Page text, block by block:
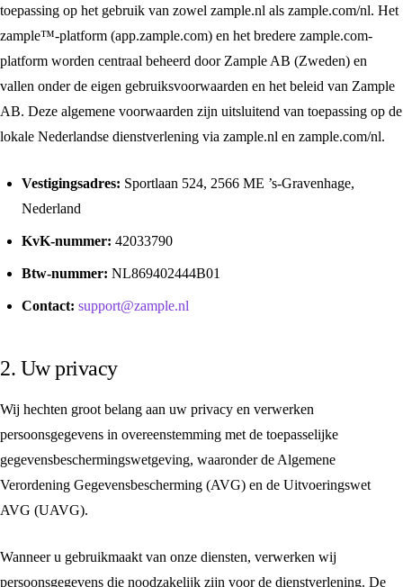
toepassing op het gebruik van zowel zample.nl als zample.com/nl. Het
zample™-platform (app.zample.com) en het bredere zample.com-
platform worden centraal beheerd door Zample AB (Zweden) en
vallen onder de eigen gebruiksvoorwaarden en het beleid van Zample
AB. Deze algemene voorwaarden zijn uitsluitend van toepassing op de
lokale Nederlandse dienstverlening via zample.nl en zample.com/nl.
Vestigingsadres: Sportlaan 524, 2566 ME ’s-Gravenhage,
Nederland
KvK-nummer: 42033790
Btw-nummer: NL869402444B01
Contact: support@zample.nl
2. Uw privacy
Wij hechten groot belang aan uw privacy en verwerken
persoonsgegevens in overeenstemming met de toepasselijke
gegevensbeschermingswetgeving, waaronder de Algemene
Verordening Gegevensbescherming (AVG) en de Uitvoeringswet
AVG (UAVG).
Wanneer u gebruikmaakt van onze diensten, verwerken wij
persoonsgegevens die noodzakelijk zijn voor de dienstverlening. De